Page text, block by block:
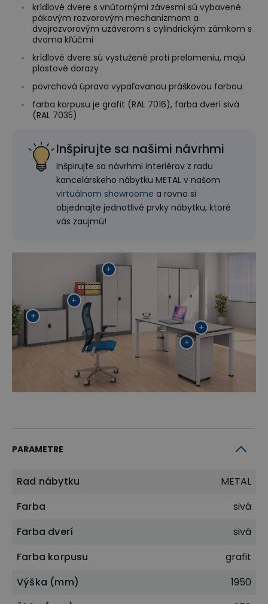
krídlové dvere s vnútornými závesmi sú vybavené
pákovým rozvorovým mechanizmom a
dvojrozvorovým uzáverom s cylindrickým zámkom s
dvoma kľúčmi
krídlové dvere sú vystužené proti prelomeniu, majú
plastové dorazy
povrchová úprava vypaľovanou práškovou farbou
farba korpusu je grafit (RAL 7016), farba dverí sivá
(RAL 7035)
Inšpirujte sa našimi návrhmi
Inšpirujte sa návrhmi interiérov z radu
kancelárskeho nábytku METAL v našom
virtuálnom showroome a rovno si
objednajte jednotlivé prvky nábytku, ktoré
vás zaujmú!
+
+
+
+
+
PARAMETRE
Rad nábytku
METAL
Farba
sivá
Farba dverí
sivá
Farba korpusu
grafit
Výška (mm)
1950